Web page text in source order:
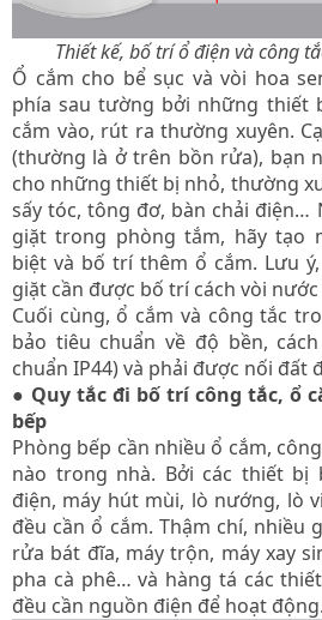
Thiết kế, bố trí ổ điện và công
Ổ cắm cho bể sục và vòi hoa
phía sau tường bởi những thiết
cắm vào, rút ra thường xuyên.
(thường là ở trên bồn rửa), bạn
cho những thiết bị nhỏ, thường
sấy tóc, tông đơ, bàn chải điện…
giặt trong phòng tắm, hãy tạo
biệt và bố trí thêm ổ cắm. Lưu
giặt cần được bố trí cách vòi
Cuối cùng, ổ cắm và công tắc
bảo tiêu chuẩn về độ bền,
chuẩn IP44) và phải được nối đất
● Quy tắc đi bố trí công tắc, ổ
bếp
Phòng bếp cần nhiều ổ cắm,
nào trong nhà. Bởi các thiết bị
điện, máy hút mùi, lò nướng, lò
đều cần ổ cắm. Thậm chí, nhiều
rửa bát đĩa, máy trộn, máy xay
pha cà phê… và hàng tá các
đều cần nguồn điện để hoạt động.